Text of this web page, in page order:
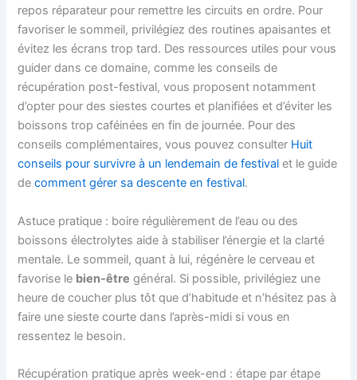
repos réparateur pour remettre les circuits en ordre. Pour
favoriser le sommeil, privilégiez des routines apaisantes et
évitez les écrans trop tard. Des ressources utiles pour vous
guider dans ce domaine, comme les conseils de
récupération post-festival, vous proposent notamment
d’opter pour des siestes courtes et planifiées et d’éviter les
boissons trop caféinées en fin de journée. Pour des
conseils complémentaires, vous pouvez consulter Huit
conseils pour survivre à un lendemain de festival et le guide
decomment gérer sa descente en festival.
Astuce pratique : boire régulièrement de l’eau ou des
boissons électrolytes aide à stabiliser l’énergie et la clarté
mentale. Le sommeil, quant à lui, régénère le cerveau et
favorise le bien-être général. Si possible, privilégiez une
heure de coucher plus tôt que d’habitude et n’hésitez pas à
faire une sieste courte dans l’après-midi si vous en
ressentez le besoin.
Récupération pratique après week-end : étape par étape